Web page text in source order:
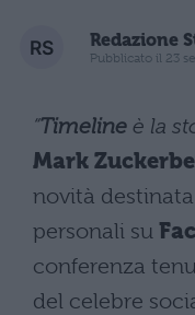
Redazione
Pubblicato il 23
“Timeline è la
Mark
novità
personali su
conferenza
del celebre